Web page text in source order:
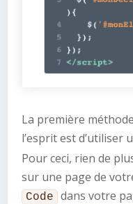
La première
l’esprit est d’utiliser
Pour ceci, rien de
sur une page de
Code dans votre